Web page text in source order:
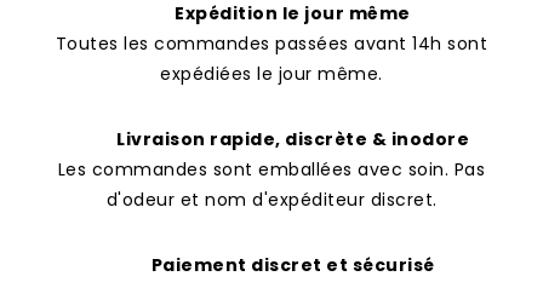
Expédition le jour même
Toutes les commandes passées avant 14h sont
expédiées le jour même.
Livraison rapide, discrète & inodore
Les commandes sont emballées avec soin. Pas
d'odeur et nom d'expéditeur discret.
Paiement discret et sécurisé